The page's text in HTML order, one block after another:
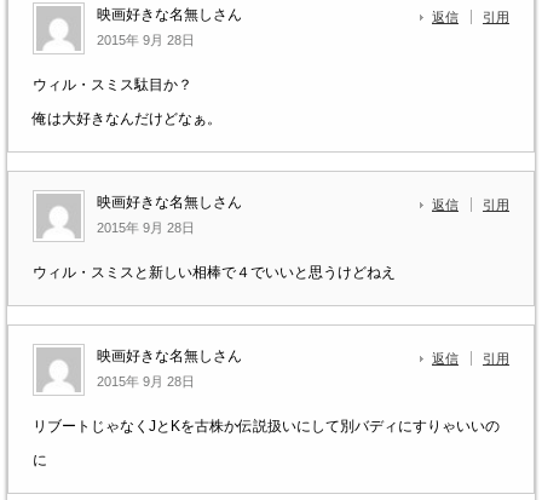
映画好きな名無しさん
2015年 9月 28日
返信 引用
ウィル・スミス駄目か？
俺は大好きなんだけどなぁ。
映画好きな名無しさん
2015年 9月 28日
返信 引用
ウィル・スミスと新しい相棒で４でいいと思うけどねえ
映画好きな名無しさん
2015年 9月 28日
返信 引用
リブートじゃなくJとKを古株か伝説扱いにして別バディにすりゃいいの
に